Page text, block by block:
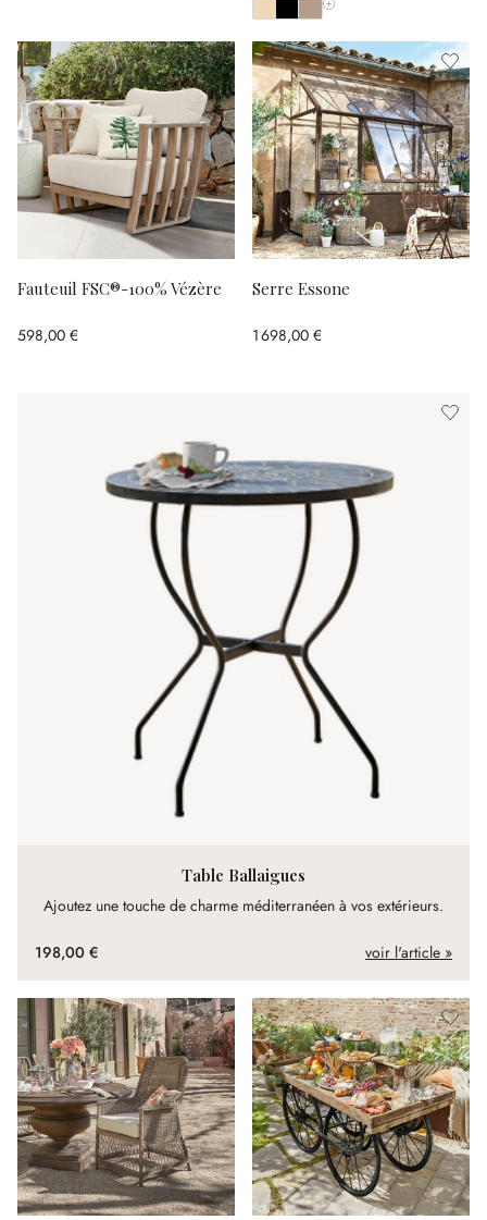
Afficher toutes les
Fauteuil FSC®-100% Vézère
598,00 €
Table Ballaigues
Ajoutez une touche de charme méditerranéen à vos extérieurs.
198,00 € voir l'article »
Serre Essone
1 698,00 €